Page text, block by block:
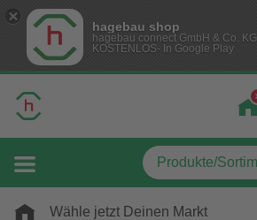
hagebau shop
hagebau connect GmbH & Co. KG
KOSTENLOS- In Google Play
Wähle jetzt Deinen Markt